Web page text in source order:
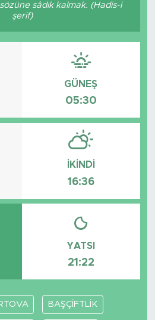
sâdık kalmak. (Hadis-i
şerif)
GÜNEŞ
05:30
İKINDI
16:36
YATSI
21:22
BAŞÇİFTLİK